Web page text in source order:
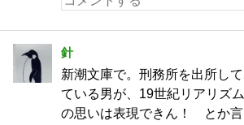
針
新潮文庫で。刑務所を出所し
ている男が、19世紀リアリズ
の思いは表現できん！ とか言